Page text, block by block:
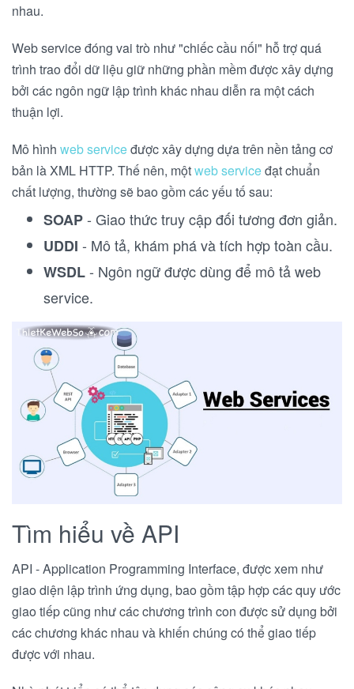
nhau.
Web service đóng vai trò như "chiếc cầu nối" hỗ trợ quá
trình trao đổi dữ liệu giữ những phần mềm được xây dựng
bởi các ngôn ngữ lập trình khác nhau diễn ra một cách
thuận lợi.
Mô hình web serviceđược xây dựng dựa trên nền tảng cơ
bản là XML HTTP. Thế nên, mộtweb serviceđạt chuẩn
chất lượng, thường sẽ bao gồm các yếu tố sau:
SOAP- Giao thức truy cập đối tương đơn giản.
UDDI - Mô tả, khám phá và tích hợp toàn cầu.
WSDL- Ngôn ngữ được dùng để mô tả web
service.
Tìm hiểu về API
API - Application Programming Interface, được xem như
giao diện lập trình ứng dụng, bao gồm tập hợp các quy ước
giao tiếp cũng như các chương trình con được sử dụng bởi
các chương khác nhau và khiến chúng có thể giao tiếp
được với nhau.